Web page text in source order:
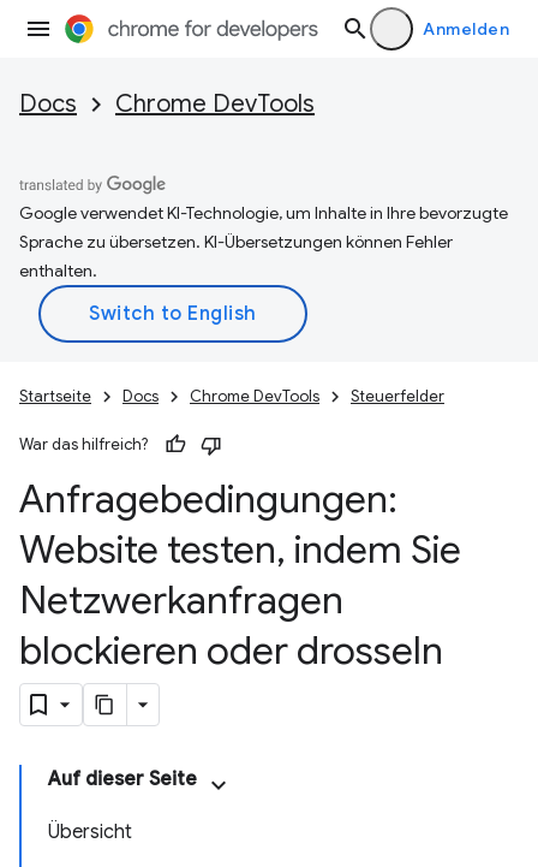
Anmelden
Docs Chrome DevTools
Google verwendet KI-Technologie, um Inhalte in Ihre bevorzugte
Sprache zu übersetzen. KI-Übersetzungen können Fehler
enthalten.
Startseite Docs Chrome DevTools Steuerfelder
War das hilfreich?
Anfragebedingungen:
Website testen, indem Sie
Netzwerkanfragen
blockieren oder drosseln
Auf dieser Seite
Übersicht